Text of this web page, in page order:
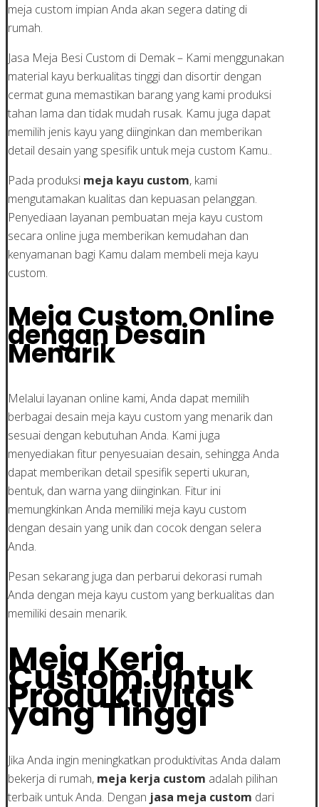
meja custom impian Anda akan segera dating di
rumah.
Jasa Meja Besi Custom di Demak – Kami menggunakan
material kayu berkualitas tinggi dan disortir dengan
cermat guna memastikan barang yang kami produksi
tahan lama dan tidak mudah rusak. Kamu juga dapat
memilih jenis kayu yang diinginkan dan memberikan
detail desain yang spesifik untuk meja custom Kamu..
Pada produksi meja kayu custom, kami
mengutamakan kualitas dan kepuasan pelanggan.
Penyediaan layanan pembuatan meja kayu custom
secara online juga memberikan kemudahan dan
kenyamanan bagi Kamu dalam membeli meja kayu
custom.
Meja Custom Online
dengan Desain
Menarik
Melalui layanan online kami, Anda dapat memilih
berbagai desain meja kayu custom yang menarik dan
sesuai dengan kebutuhan Anda. Kami juga
menyediakan fitur penyesuaian desain, sehingga Anda
dapat memberikan detail spesifik seperti ukuran,
bentuk, dan warna yang diinginkan. Fitur ini
memungkinkan Anda memiliki meja kayu custom
dengan desain yang unik dan cocok dengan selera
Anda.
Pesan sekarang juga dan perbarui dekorasi rumah
Anda dengan meja kayu custom yang berkualitas dan
memiliki desain menarik.
Meja Kerja
Custom untuk
Produktivitas
yang Tinggi
Jika Anda ingin meningkatkan produktivitas Anda dalam
bekerja di rumah, meja kerja custom adalah pilihan
terbaik untuk Anda. Dengan jasa meja custom dari